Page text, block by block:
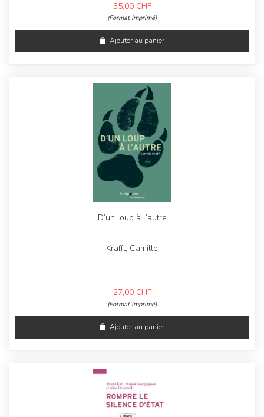
35,00 CHF
(Format Imprimé)
Ajouter au panier
D’un loup à l’autre
Krafft, Camille
27,00 CHF
(Format Imprimé)
Ajouter au panier